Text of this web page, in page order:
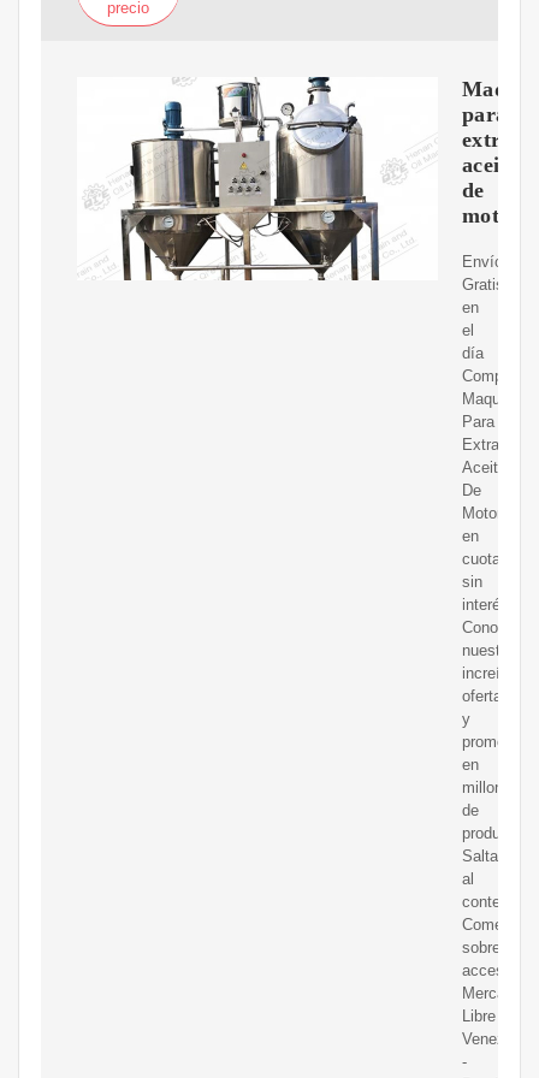
precio
para
extraer
aceite
de
motor
Envíos
Gratis
en
el
día
Compre
Maquina
Para
Extraer
Aceite
De
Motor
en
cuotas
sin
interés!
Conozca
nuestras
increíbles
ofertas
y
en
millones
de
productos.
Saltar
al
contenido
Comentar
sobre
Mercado
Libre
Venezuela
-